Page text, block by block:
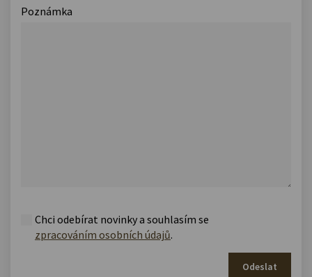
Poznámka
Chci odebírat novinky a souhlasím se
zpracováním osobních údajů.
Odeslat